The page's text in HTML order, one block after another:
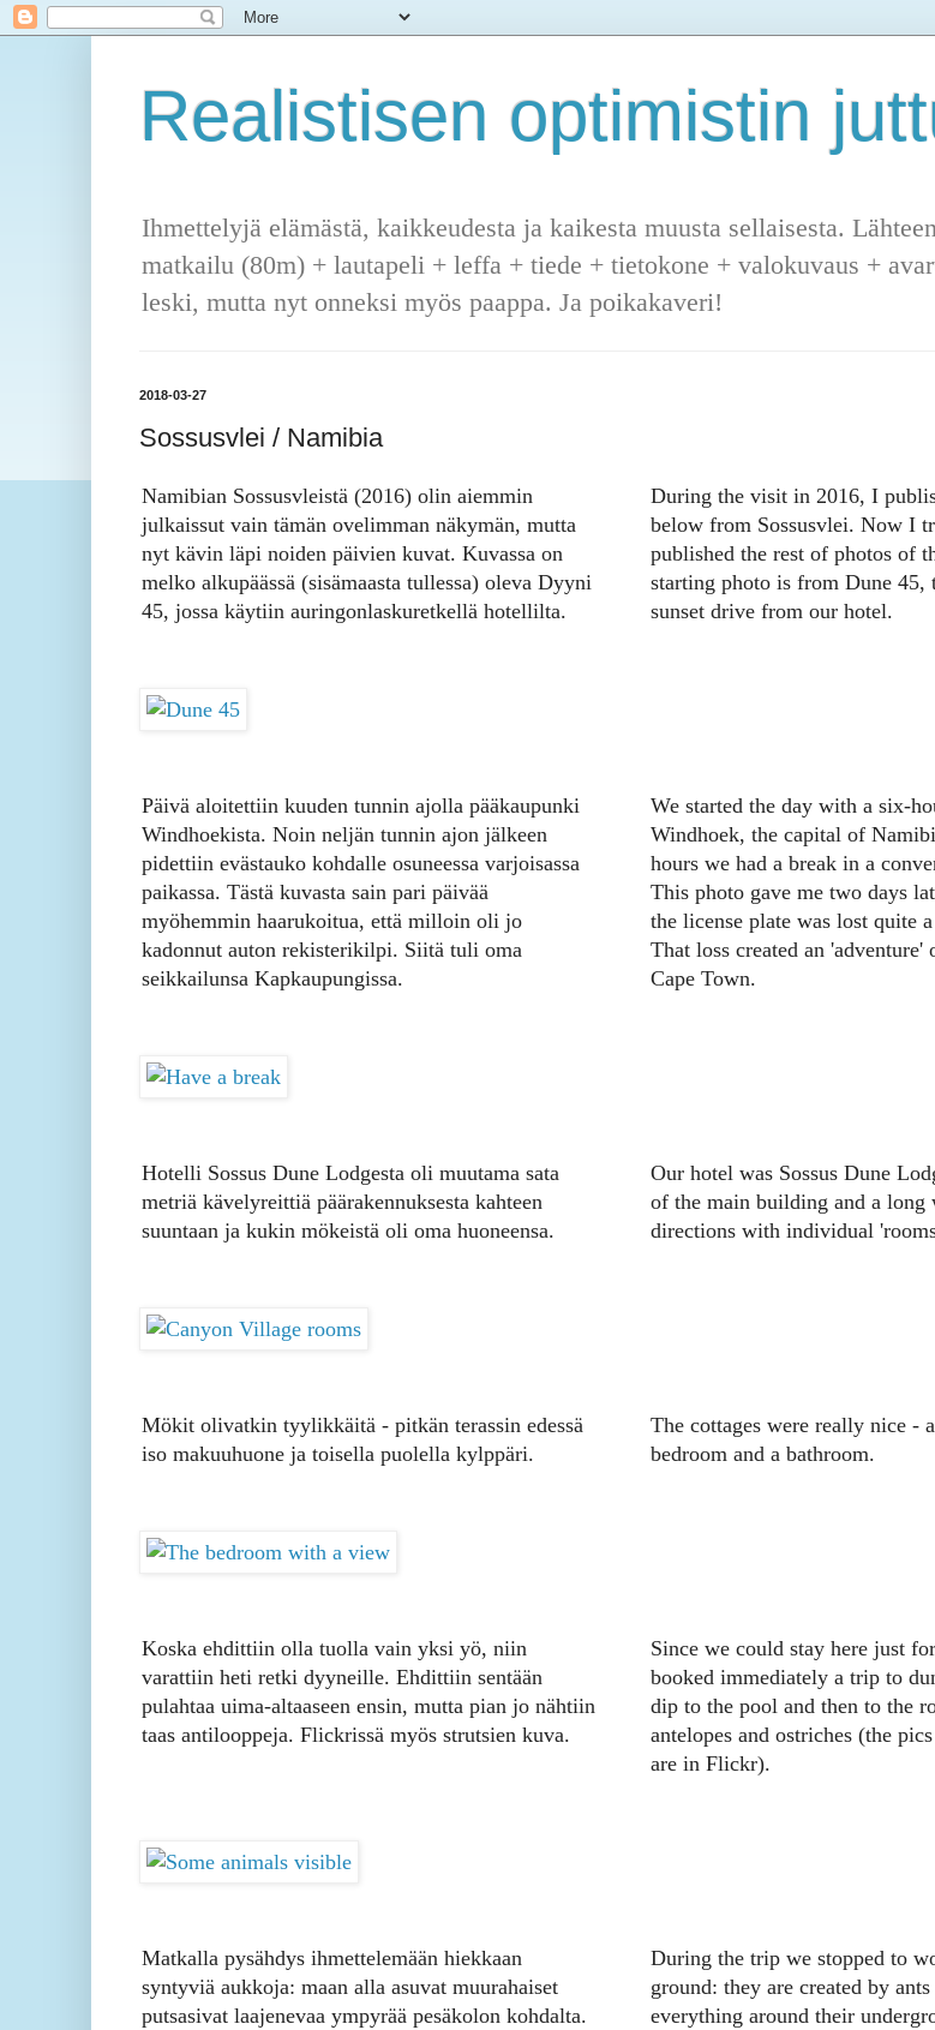
Realistisen optimistin
Ihmettelyjä elämästä, kaikkeudesta ja kaikesta muusta sellaisesta.
matkailu (80m) + lautapeli + leffa + tiede + tietokone + valokuvaus +
leski, mutta nyt onneksi myös paappa. Ja poikakaveri!
2018-03-27
Sossusvlei / Namibia
Namibian Sossusvleistä (2016) olin aiemmin
julkaissut vain tämän ovelimman näkymän, mutta
nyt kävin läpi noiden päivien kuvat. Kuvassa on
melko alkupäässä (sisämaasta tullessa) oleva Dyyni
45, jossa käytiin auringonlaskuretkellä hotellilta.
During the visit in 2016, I
below from Sossusvlei. Now I
published the rest of photos of
starting photo is from Dune 45,
sunset drive from our hotel.
Päivä aloitettiin kuuden tunnin ajolla pääkaupunki
Windhoekista. Noin neljän tunnin ajon jälkeen
pidettiin evästauko kohdalle osuneessa varjoisassa
paikassa. Tästä kuvasta sain pari päivää
myöhemmin haarukoitua, että milloin oli jo
kadonnut auton rekisterikilpi. Siitä tuli oma
seikkailunsa Kapkaupungissa.
We started the day with a six-
Windhoek, the capital of
hours we had a break in a
This photo gave me two days
the license plate was lost quite
That loss created an
Cape Town.
Hotelli Sossus Dune Lodgesta oli muutama sata
metriä kävelyreittiä päärakennuksesta kahteen
suuntaan ja kukin mökeistä oli oma huoneensa.
Our hotel was Sossus Dune
of the main building and a long
directions with individual
Mökit olivatkin tyylikkäitä - pitkän terassin edessä
iso makuuhuone ja toisella puolella kylppäri.
The cottages were really nice -
bedroom and a bathroom.
Koska ehdittiin olla tuolla vain yksi yö, niin
varattiin heti retki dyyneille. Ehdittiin sentään
pulahtaa uima-altaaseen ensin, mutta pian jo nähtiin
taas antilooppeja. Flickrissä myös strutsien kuva.
Since we could stay here just
booked immediately a trip to
dip to the pool and then to the
antelopes and ostriches (the
are in Flickr).
Matkalla pysähdys ihmettelemään hiekkaan
syntyviä aukkoja: maan alla asuvat muurahaiset
putsasivat laajenevaa ympyrää pesäkolon kohdalta.
During the trip we stopped to
ground: they are created by
everything around their